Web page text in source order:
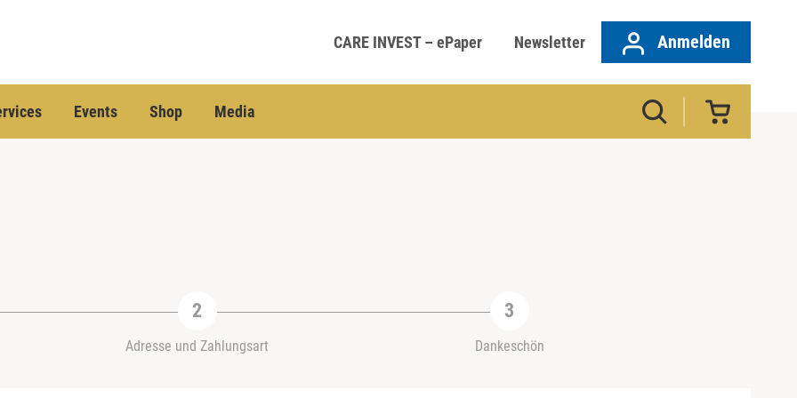
CARE INVEST – ePaper Newsletter Anmelden
Events Shop Media
Adresse und Zahlungsart Dankeschön